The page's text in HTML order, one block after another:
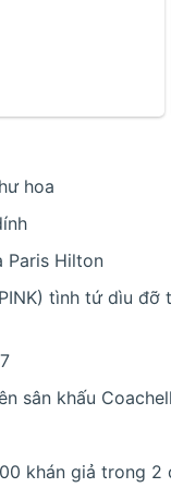
hoa
Paris Hilton
tình tứ dìu đỡ
sân khấu
khán giả trong 2